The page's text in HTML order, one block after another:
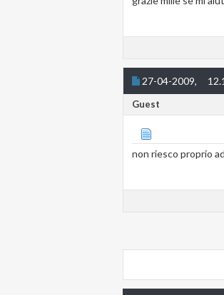
27-04-2009,
Guest
non riesco proprio